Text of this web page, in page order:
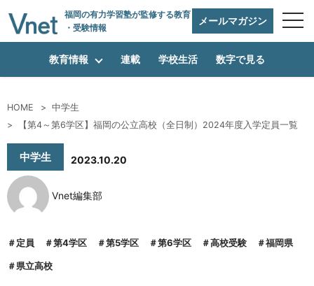
福岡の有力学習塾が監修する教育
・受験情報
メールマガジン
編集方針
vnetアライアンス企業
運営会社
教育情報 連載 学校生活 数字で見る
HOME
中学生
【第4～第6学区】福岡の公立高校（全日制）2024年度入学定員一覧
中学生 2023.10.20
Vnet編集部
定員 第4学区 第5学区 第6学区 高校受験 福岡県
県立高校